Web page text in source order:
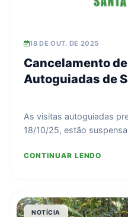
18 DE OUT. DE 2025
Cancelamento
Autoguiadas de
As visitas autoguiadas
18/10/25, estão
CONTINUAR LENDO
NOTÍCIA